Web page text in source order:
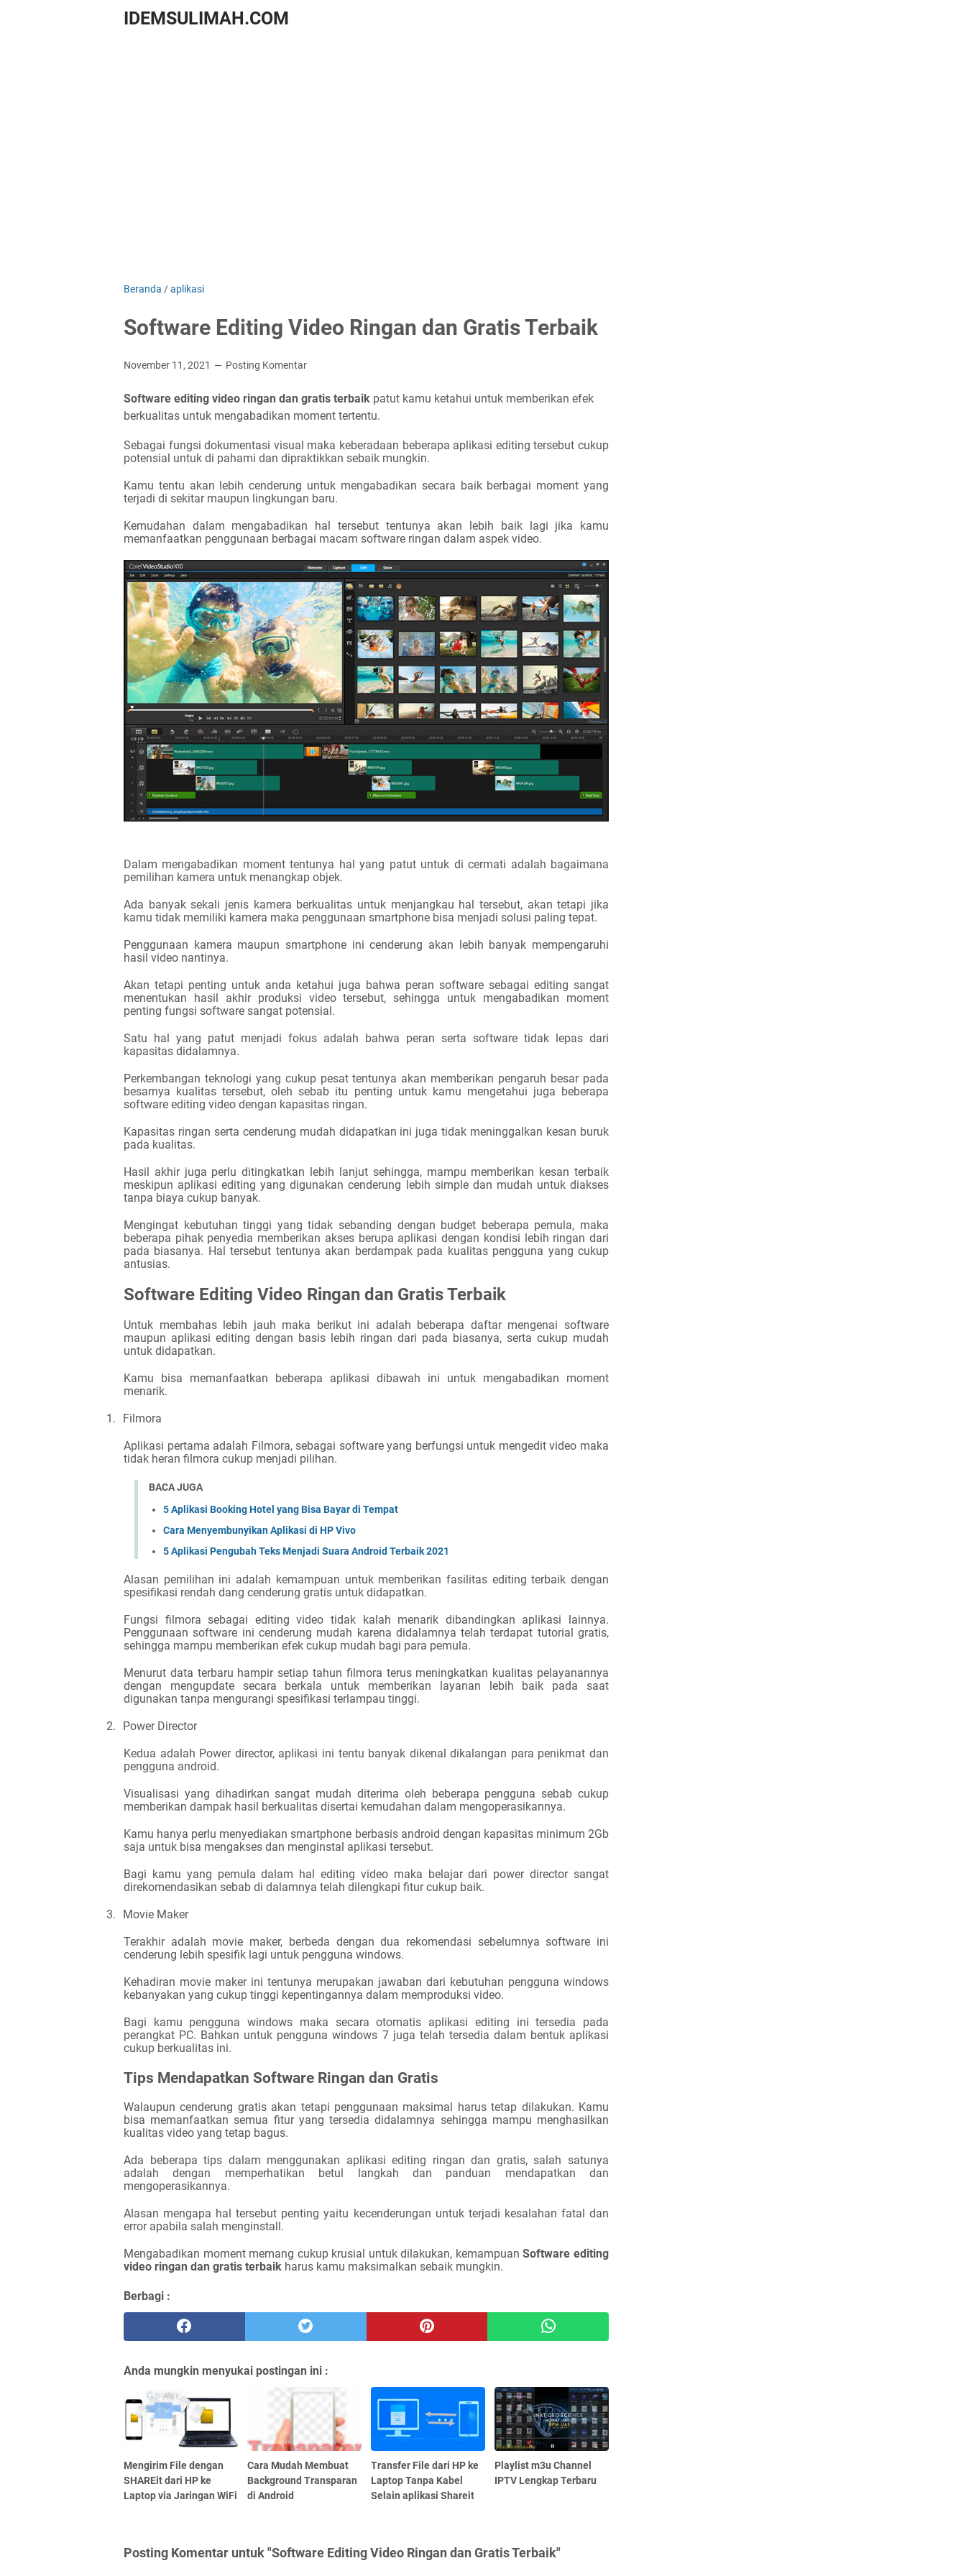
IDEMSULIMAH.COM
Beranda /aplikasi
Software Editing Video Ringan dan Gratis Terbaik
November 11, 2021 Posting Komentar
Software editing video ringan dan gratis terbaik patut kamu ketahui untuk memberikan efek
berkualitas untuk mengabadikan moment tertentu.
Sebagai fungsi dokumentasi visual maka keberadaan beberapa aplikasi editing tersebut cukup
potensial untuk di pahami dan dipraktikkan sebaik mungkin.
Kamu tentu akan lebih cenderung untuk mengabadikan secara baik berbagai moment yang
terjadi di sekitar maupun lingkungan baru.
Kemudahan dalam mengabadikan hal tersebut tentunya akan lebih baik lagi jika kamu
memanfaatkan penggunaan berbagai macam software ringan dalam aspek video.
Dalam mengabadikan moment tentunya hal yang patut untuk di cermati adalah bagaimana
pemilihan kamera untuk menangkap objek.
Ada banyak sekali jenis kamera berkualitas untuk menjangkau hal tersebut, akan tetapi jika
kamu tidak memiliki kamera maka penggunaan smartphone bisa menjadi solusi paling tepat.
Penggunaan kamera maupun smartphone ini cenderung akan lebih banyak mempengaruhi
hasil video nantinya.
Akan tetapi penting untuk anda ketahui juga bahwa peran software sebagai editing sangat
menentukan hasil akhir produksi video tersebut, sehingga untuk mengabadikan moment
penting fungsi software sangat potensial.
Satu hal yang patut menjadi fokus adalah bahwa peran serta software tidak lepas dari
kapasitas didalamnya.
Perkembangan teknologi yang cukup pesat tentunya akan memberikan pengaruh besar pada
besarnya kualitas tersebut, oleh sebab itu penting untuk kamu mengetahui juga beberapa
software editing video dengan kapasitas ringan.
Kapasitas ringan serta cenderung mudah didapatkan ini juga tidak meninggalkan kesan buruk
pada kualitas.
Hasil akhir juga perlu ditingkatkan lebih lanjut sehingga, mampu memberikan kesan terbaik
meskipun aplikasi editing yang digunakan cenderung lebih simple dan mudah untuk diakses
tanpa biaya cukup banyak.
Mengingat kebutuhan tinggi yang tidak sebanding dengan budget beberapa pemula, maka
beberapa pihak penyedia memberikan akses berupa aplikasi dengan kondisi lebih ringan dari
pada biasanya. Hal tersebut tentunya akan berdampak pada kualitas pengguna yang cukup
antusias.
Software Editing Video Ringan dan Gratis Terbaik
Untuk membahas lebih jauh maka berikut ini adalah beberapa daftar mengenai software
maupun aplikasi editing dengan basis lebih ringan dari pada biasanya, serta cukup mudah
untuk didapatkan.
Kamu bisa memanfaatkan beberapa aplikasi dibawah ini untuk mengabadikan moment
menarik.
1.
Filmora
Aplikasi pertama adalah Filmora, sebagai software yang berfungsi untuk mengedit video maka
tidak heran filmora cukup menjadi pilihan.
BACA JUGA
5 Aplikasi Booking Hotel yang Bisa Bayar di Tempat
Cara Menyembunyikan Aplikasi di HP Vivo
5 Aplikasi Pengubah Teks Menjadi Suara Android Terbaik 2021
Alasan pemilihan ini adalah kemampuan untuk memberikan fasilitas editing terbaik dengan
spesifikasi rendah dang cenderung gratis untuk didapatkan.
Fungsi filmora sebagai editing video tidak kalah menarik dibandingkan aplikasi lainnya.
Penggunaan software ini cenderung mudah karena didalamnya telah terdapat tutorial gratis,
sehingga mampu memberikan efek cukup mudah bagi para pemula.
Menurut data terbaru hampir setiap tahun filmora terus meningkatkan kualitas pelayanannya
dengan mengupdate secara berkala untuk memberikan layanan lebih baik pada saat
digunakan tanpa mengurangi spesifikasi terlampau tinggi.
2.
Power Director
Kedua adalah Power director, aplikasi ini tentu banyak dikenal dikalangan para penikmat dan
pengguna android.
Visualisasi yang dihadirkan sangat mudah diterima oleh beberapa pengguna sebab cukup
memberikan dampak hasil berkualitas disertai kemudahan dalam mengoperasikannya.
Kamu hanya perlu menyediakan smartphone berbasis android dengan kapasitas minimum 2Gb
saja untuk bisa mengakses dan menginstal aplikasi tersebut.
Bagi kamu yang pemula dalam hal editing video maka belajar dari power director sangat
direkomendasikan sebab di dalamnya telah dilengkapi fitur cukup baik.
3.
Movie Maker
Terakhir adalah movie maker, berbeda dengan dua rekomendasi sebelumnya software ini
cenderung lebih spesifik lagi untuk pengguna windows.
Kehadiran movie maker ini tentunya merupakan jawaban dari kebutuhan pengguna windows
kebanyakan yang cukup tinggi kepentingannya dalam memproduksi video.
Bagi kamu pengguna windows maka secara otomatis aplikasi editing ini tersedia pada
perangkat PC. Bahkan untuk pengguna windows 7 juga telah tersedia dalam bentuk aplikasi
cukup berkualitas ini.
Tips Mendapatkan Software Ringan dan Gratis
Walaupun cenderung gratis akan tetapi penggunaan maksimal harus tetap dilakukan. Kamu
bisa memanfaatkan semua fitur yang tersedia didalamnya sehingga mampu menghasilkan
kualitas video yang tetap bagus.
Ada beberapa tips dalam menggunakan aplikasi editing ringan dan gratis, salah satunya
adalah dengan memperhatikan betul langkah dan panduan mendapatkan dan
mengoperasikannya.
Alasan mengapa hal tersebut penting yaitu kecenderungan untuk terjadi kesalahan fatal dan
error apabila salah menginstall.
Mengabadikan moment memang cukup krusial untuk dilakukan, kemampuanSoftware editing
video ringan dan gratis terbaik harus kamu maksimalkan sebaik mungkin.
Berbagi :
Anda mungkin menyukai postingan ini :
Mengirim File dengan
SHAREit dari HP ke
Laptop via Jaringan WiFi
Cara Mudah Membuat
Background Transparan
di Android
Transfer File dari HP ke
Laptop Tanpa Kabel
Selain aplikasi Shareit
Playlist m3u Channel
IPTV Lengkap Terbaru
Posting Komentar untuk "Software Editing Video Ringan dan Gratis Terbaik"